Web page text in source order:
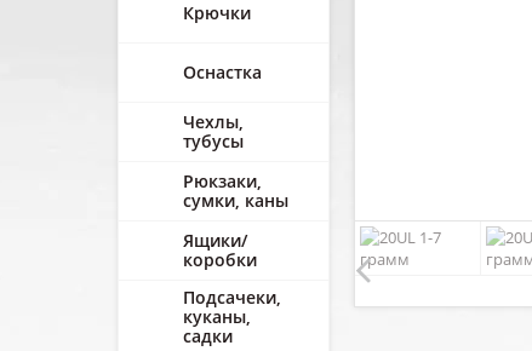
Крючки
Оснастка
Чехлы,
тубусы
Рюкзаки,
сумки, каны
Ящики/
коробки
Подсачеки,
куканы,
садки